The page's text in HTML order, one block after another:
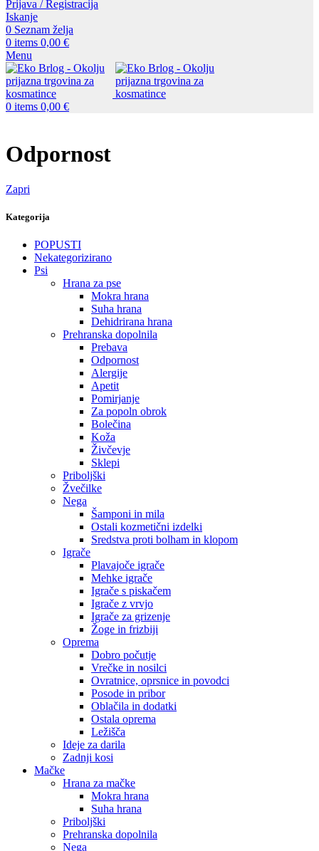
Prijava / Registracija
Iskanje
0 Seznam želja
0 items 0,00 €
Menu
0 items 0,00 €
Odpornost
Zapri
Kategorija
POPUSTI
Nekategorizirano
Psi
Hrana za pse
Mokra hrana
Suha hrana
Dehidrirana hrana
Prehranska dopolnila
Prebava
Odpornost
Alergije
Apetit
Pomirjanje
Za popoln obrok
Bolečina
Koža
Živčevje
Sklepi
Priboljški
Žvečilke
Nega
Šamponi in mila
Ostali kozmetični izdelki
Sredstva proti bolham in klopom
Igrače
Plavajoče igrače
Mehke igrače
Igrače s piskačem
Igrače z vrvjo
Igrače za grizenje
Žoge in frizbiji
Oprema
Dobro počutje
Vrečke in nosilci
Ovratnice, oprsnice in povodci
Posode in pribor
Oblačila in dodatki
Ostala oprema
Ležišča
Ideje za darila
Zadnji kosi
Mačke
Hrana za mačke
Mokra hrana
Suha hrana
Priboljški
Prehranska dopolnila
Nega